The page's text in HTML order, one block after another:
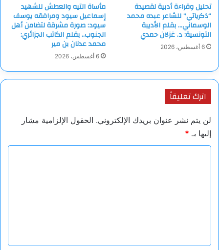
تحليل وقراءة أدبية لقصيدة
“ذكرياتي” للشاعر عبده محمد
الوسماني… بقلم الأديبة
التونسية: د. غزلان حمدي
6 أغسطس، 2026
مأساة التيه والعطش للشهيد
إسماعيل سيود ومرافقه يوسف
سيود: صورة مشرقة لتضامن أهل
الجنوب.. بقلم الكاتب الجزائري:
محمد عدنان بن مير
6 أغسطس، 2026
اترك تعليقاً
لن يتم نشر عنوان بريدك الإلكتروني. الحقول الإلزامية مشار
إليها بـ *